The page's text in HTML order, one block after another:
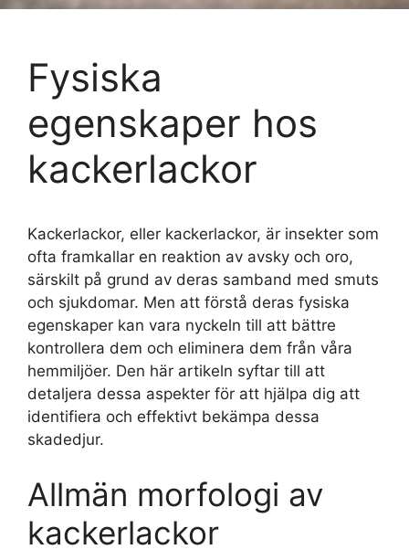
Fysiska
egenskaper hos
kackerlackor
Kackerlackor, eller kackerlackor, är insekter som
ofta framkallar en reaktion av avsky och oro,
särskilt på grund av deras samband med smuts
och sjukdomar. Men att förstå deras fysiska
egenskaper kan vara nyckeln till att bättre
kontrollera dem och eliminera dem från våra
hemmiljöer. Den här artikeln syftar till att
detaljera dessa aspekter för att hjälpa dig att
identifiera och effektivt bekämpa dessa
skadedjur.
Allmän morfologi av
kackerlackor